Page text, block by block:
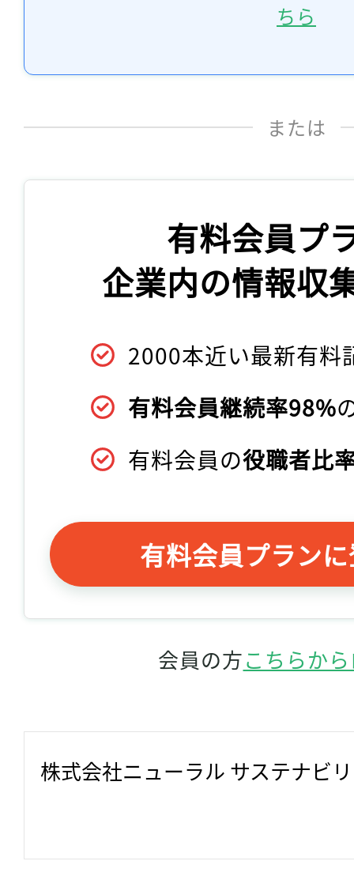
ちら
または
有料会員プ
企業内の情報収
2000本近い最新有料
有料会員継続率98%
有料会員の役職者比
有料会員プラン
会員の方こちらか
株式会社ニューラル サステナビ